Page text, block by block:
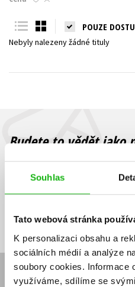
Souhlas
Tato webová stránka
K personalizaci obsahu a
sociálních médií a analýze
soubory cookies. Informace
využíváme, sdílíme se
Young adult (SK)
POUZE
Nebyly nalezeny žádné tituly
Budete to vědět jako
Zajímá Vás, jaký knižní hit právě
sleva, jaká běží soutěž o ceny?
souhlasíte se
mailová
adresa
mailová
adresa
Vaše e-mailová adresa
E-SHOP